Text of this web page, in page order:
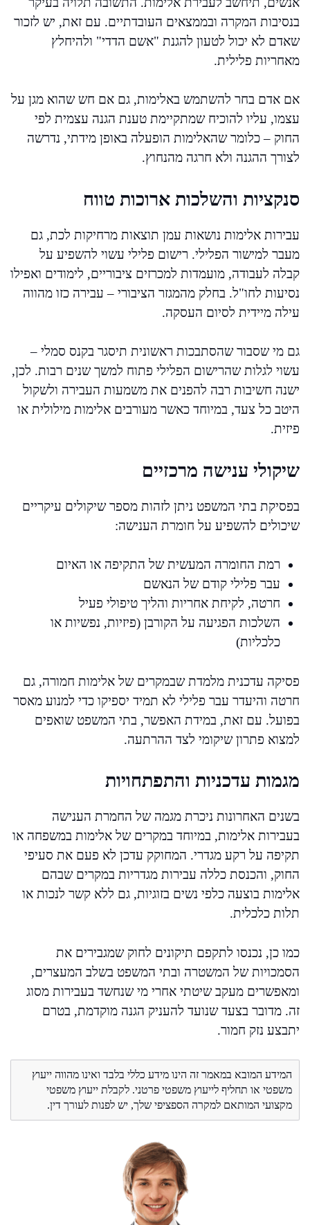
בנסיבות המקרה ובממצאים העובדתיים. עם זאת, יש לזכור
שאדם לא יכול לטעון להגנת "אשם הדדי" ולהיחלץ
מאחריות פלילית.
אם אדם בחר להשתמש באלימות, גם אם חש שהוא מגן על
עצמו, עליו להוכיח שמתקיימת טענת הגנה עצמית לפי
החוק – כלומר שהאלימות הופעלה באופן מידתי, נדרשה
לצורך ההגנה ולא חרגה מהנחוץ.
סנקציות והשלכות ארוכות טווח
עבירות אלימות נושאות עמן תוצאות מרחיקות לכת, גם
מעבר למישור הפלילי. רישום פלילי עשוי להשפיע על
קבלה לעבודה, מועמדות למכרזים ציבוריים, לימודים ואפילו
נסיעות לחו"ל. בחלק מהמגזר הציבורי – עבירה כזו מהווה
עילה מיידית לסיום העסקה.
גם מי שסבור שהסתבכות ראשונית תיסגר בקנס סמלי –
עשוי לגלות שהרישום הפלילי פתוח למשך שנים רבות. לכן,
ישנה חשיבות רבה להפנים את משמעות העבירה ולשקול
היטב כל צעד, במיוחד כאשר מעורבים אלימות מילולית או
פיזית.
שיקולי ענישה מרכזיים
בפסיקת בתי המשפט ניתן לזהות מספר שיקולים עיקריים
שיכולים להשפיע על חומרת הענישה:
רמת החומרה המעשית של התקיפה או האיום
עבר פלילי קודם של הנאשם
חרטה, לקיחת אחריות והליך טיפולי פעיל
השלכות הפגיעה על הקורבן (פיזיות, נפשיות או
כלכליות)
פסיקה עדכנית מלמדת שבמקרים של אלימות חמורה, גם
חרטה והיעדר עבר פלילי לא תמיד יספיקו כדי למנוע מאסר
בפועל. עם זאת, במידת האפשר, בתי המשפט שואפים
למצוא פתרון שיקומי לצד ההרתעה.
מגמות עדכניות והתפתחויות
בשנים האחרונות ניכרת מגמה של החמרת הענישה
בעבירות אלימות, במיוחד במקרים של אלימות במשפחה או
תקיפה על רקע מגדרי. המחוקק עדכן לא פעם את סעיפי
החוק, והכנסת כללה עבירות מגדריות במקרים שבהם
אלימות בוצעה כלפי נשים בזוגיות, גם ללא קשר לנכות או
תלות כלכלית.
כמו כן, נכנסו לתקפם תיקונים לחוק שמגבירים את
הסמכויות של המשטרה ובתי המשפט בשלב המעצרים,
ומאפשרים מעקב שיטתי אחרי מי שנחשד בעבירות מסוג
זה. מדובר בצעד שנועד להעניק הגנה מוקדמת, בטרם
יתבצע נזק חמור.
המידע המובא במאמר זה הינו מידע כללי בלבד ואינו מהווה ייעוץ
משפטי או תחליף לייעוץ משפטי פרטני. לקבלת ייעוץ משפטי
מקצועי המותאם למקרה הספציפי שלך, יש לפנות לעורך דין.